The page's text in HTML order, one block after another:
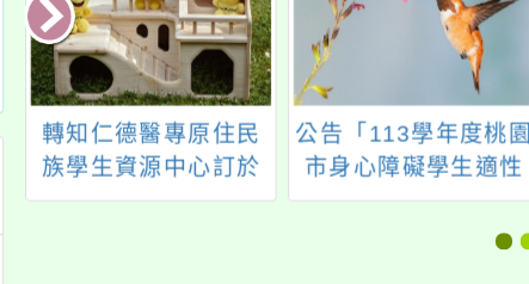
轉知仁德醫專原住民
族學生資源中心訂於
113年12月11日辦理
公告「113學年度桃園
市身心障礙學生適性
輔導安置」簡章